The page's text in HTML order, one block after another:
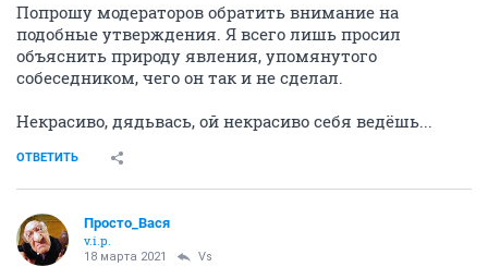
Попрошу модераторов обратить внимание на
подобные утверждения. Я всего лишь просил
объяснить природу явления, упомянутого
собеседником, чего он так и не сделал.
Некрасиво, дядьвась, ой некрасиво себя ведёшь...
ОТВЕТИТЬ
Просто_Вася
v.i.p.
18 марта 2021 Vs